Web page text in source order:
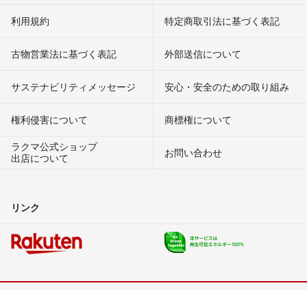
利用規約 特定商取引法に基づく表記
古物営業法に基づく表記 外部送信について
サステナビリティメッセージ 安心・安全のための取り組み
権利侵害について
商標権について
ラクマ公式ショップ
出店について
お問い合わせ
リンク